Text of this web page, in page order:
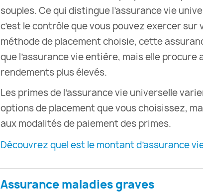
souples. Ce qui distingue l’assurance vie
c’est le contrôle que vous pouvez exercer sur
méthode de placement choisie, cette
que l’assurance vie entière, mais elle
rendements plus élevés.
Les primes de l’assurance vie universelle
options de placement que vous choisissez,
aux modalités de paiement des primes.
Découvrez quel est le montant d’assurance
Assurance maladies graves